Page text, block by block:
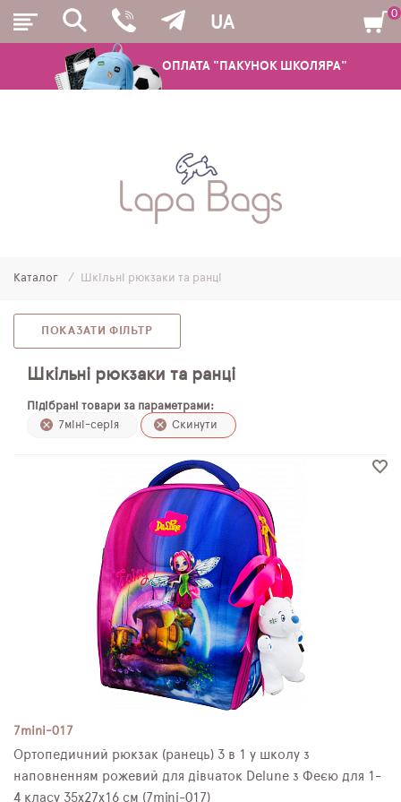
ОПЛАТА "ПАКУНОК ШКОЛЯРА"
UA
ШКІЛЬНІ РЮКЗАКИ ТА РАНЦІ
МОЛОДІЖНІ РЮКЗАКИ
ПЕНАЛИ
МІШКИ ДЛЯ ВЗУТТЯ
ПЛЯШКИ ДЛЯ ВОДИ
SCHOOL STANDARD
РОЗПРОДАЖ
0
Каталог Шкільні рюкзаки та ранці
ПОКАЗАТИ ФІЛЬТР
Шкільні рюкзаки та ранці
Підібрані товари за параметрами:
7міні-серія
Скинути
7mini-017
Ортопедичний рюкзак (ранець) 3 в 1 у школу з
наповненням рожевий для дівчаток Delune з Феєю для 1-
4 класу 35х27х16 см (7mini-017)